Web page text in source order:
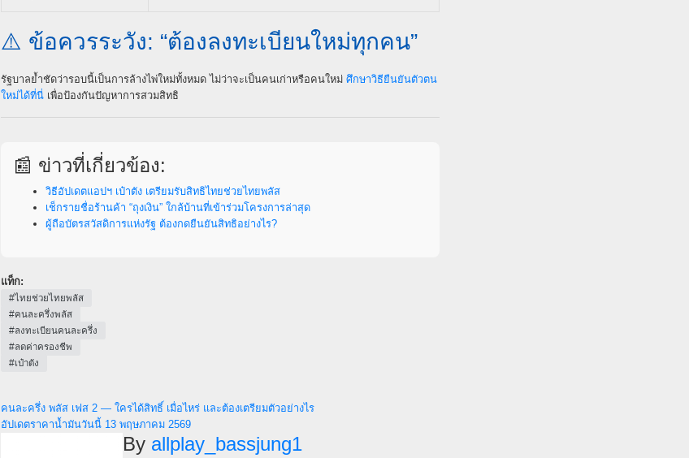
⚠️ ข้อควรระวัง: “ต้องลงทะเบียนใหม่ทุกคน”
รัฐบาลย้ำชัดว่ารอบนี้เป็นการล้างไพ่ใหม่ทั้งหมด ไม่ว่าจะเป็นคนเก่าหรือคนใหม่ ศึกษาวิธียืนยันตัวตน
ใหม่ได้ที่นี่ เพื่อป้องกันปัญหาการสวมสิทธิ
📰 ข่าวที่เกี่ยวข้อง:
วิธีอัปเดตแอปฯ เป๋าตัง เตรียมรับสิทธิไทยช่วยไทยพลัส
เช็กรายชื่อร้านค้า “ถุงเงิน” ใกล้บ้านที่เข้าร่วมโครงการล่าสุด
ผู้ถือบัตรสวัสดิการแห่งรัฐ ต้องกดยืนยันสิทธิอย่างไร?
แท็ก:
#ไทยช่วยไทยพลัส
#คนละครึ่งพลัส
#ลงทะเบียนคนละครึ่ง
#ลดค่าครองชีพ
#เป๋าตัง
แนะแนว
คนละครึ่ง พลัส เฟส 2 — ใครได้สิทธิ์ เมื่อไหร่ และต้องเตรียมตัวอย่างไร
อัปเดตราคาน้ำมันวันนี้ 13 พฤษภาคม 2569
By allplay_bassjung1